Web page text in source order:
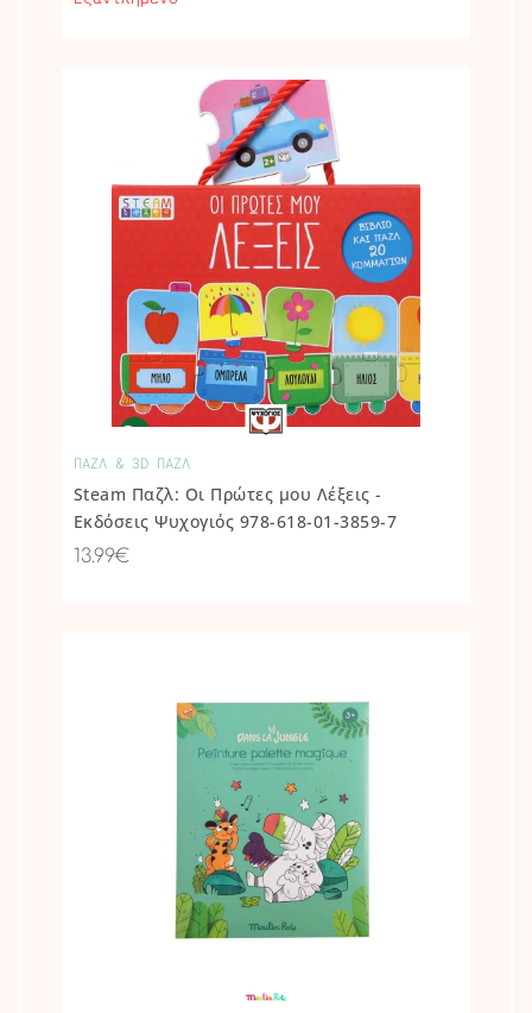
ΠΑΖΛ & 3D ΠΑΖΛ
Steam Παζλ: Οι Πρώτες μου Λέξεις -
Εκδόσεις Ψυχογιός 978-618-01-3859-7
13.99€